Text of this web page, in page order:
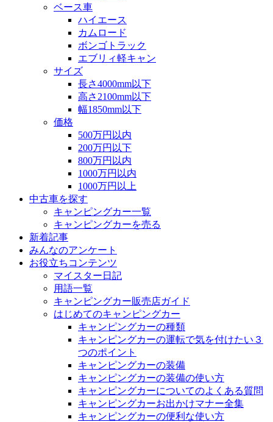
ベース車
ハイエース
カムロード
ボンゴトラック
エブリィ軽キャン
サイズ
長さ4000mm以下
高さ2100mm以下
幅1850mm以下
価格
500万円以内
200万円以下
800万円以内
1000万円以内
1000万円以上
中古車を探す
キャンピングカー一覧
キャンピングカーを売る
新着記事
みんなのアンケート
お役立ちコンテンツ
マイスター日記
用語一覧
キャンピングカー販売店ガイド
はじめてのキャンピングカー
キャンピングカーの種類
キャンピングカーの運転で気を付けたい３
つのポイント
キャンピングカーの装備
キャンピングカーの装備の使い方
キャンピングカーについてのよくある質問
キャンピングカーお出かけマナー全集
キャンピングカーの便利な使い方